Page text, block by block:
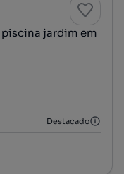
jardim em
Destacado